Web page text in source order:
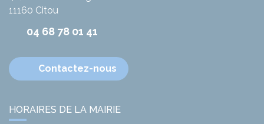
11160 Citou
04 68 78 01 41
Contactez-nous
HORAIRES DE LA MAIRIE